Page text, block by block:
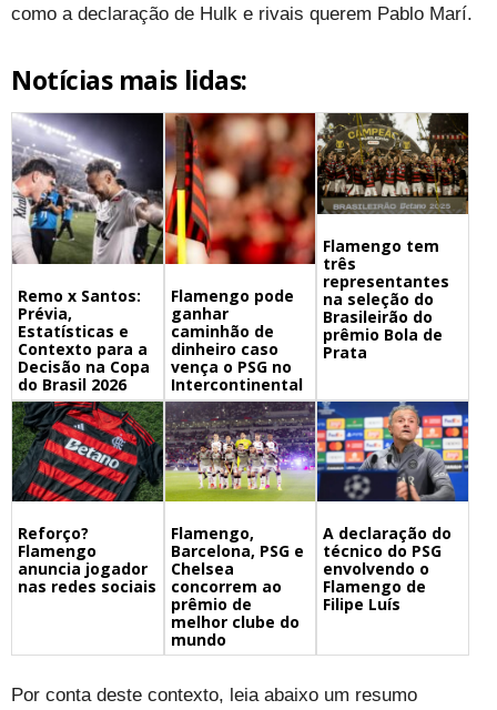
como a declaração de Hulk e rivais querem Pablo Marí.
Notícias mais lidas:
Remo x Santos:
Prévia,
Estatísticas e
Contexto para a
Decisão na Copa
do Brasil 2026
Flamengo pode
ganhar
caminhão de
dinheiro caso
vença o PSG no
Intercontinental
Flamengo tem
três
representantes
na seleção do
Brasileirão do
prêmio Bola de
Prata
Reforço?
Flamengo
anuncia jogador
nas redes sociais
Flamengo,
Barcelona, PSG e
Chelsea
concorrem ao
prêmio de
melhor clube do
mundo
A declaração do
técnico do PSG
envolvendo o
Flamengo de
Filipe Luís
Por conta deste contexto, leia abaixo um resumo